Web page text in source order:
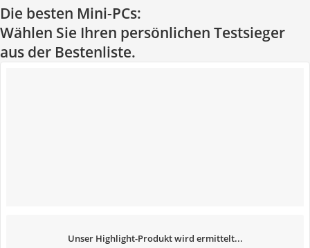
Die besten Mini-PCs:
Wählen Sie Ihren persönlichen Testsieger
aus der Bestenliste.
Unser Highlight-Produkt wird ermittelt...